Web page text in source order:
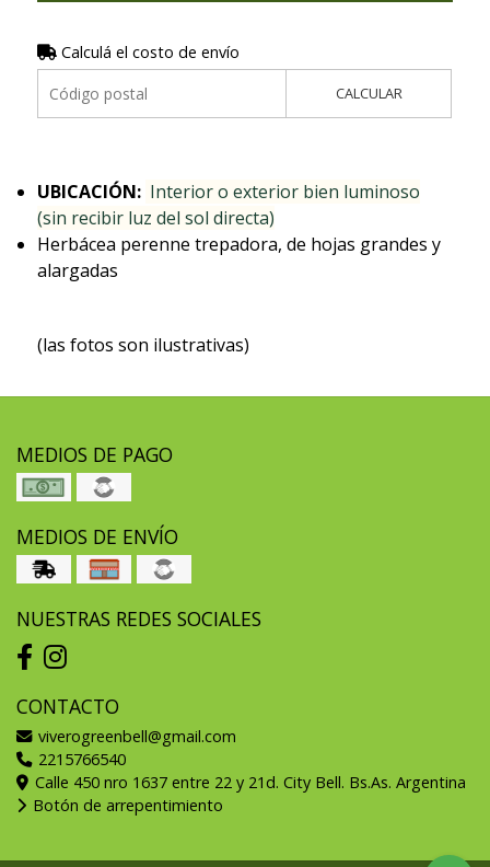
Calculá el costo de envío
CALCULAR
UBICACIÓN: Interior o exterior bien luminoso
(sin recibir luz del sol directa)
Herbácea perenne trepadora, de hojas grandes y
alargadas
(las fotos son ilustrativas)
MEDIOS DE PAGO
MEDIOS DE ENVÍO
NUESTRAS REDES SOCIALES
CONTACTO
viverogreenbell@gmail.com
2215766540
Calle 450 nro 1637 entre 22 y 21d. City Bell. Bs.As. Argentina
Botón de arrepentimiento